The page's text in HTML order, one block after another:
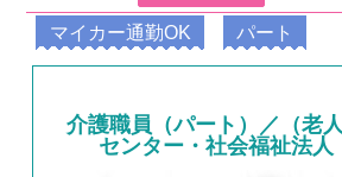
マイカー通勤OK パート
介護職員（パート）／（老
センター・社会福祉法